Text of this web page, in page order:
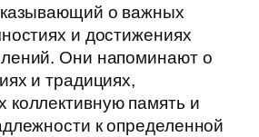
о важных
и достижениях
Они напоминают о
и традициях,
память и
к определенной